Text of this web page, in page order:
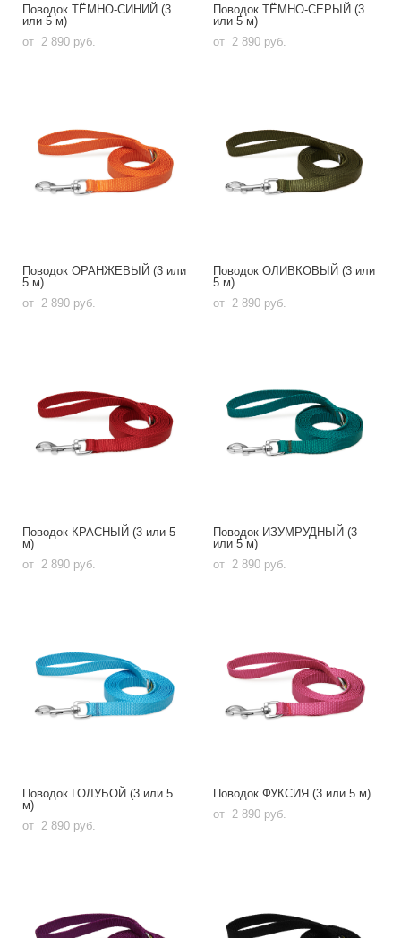
Поводок ТЁМНО-СИНИЙ (3
или 5 м)
от 2 890 pуб.
Поводок ТЁМНО-СЕРЫЙ (3
или 5 м)
от 2 890 pуб.
Поводок ОРАНЖЕВЫЙ (3 или
5 м)
от 2 890 pуб.
Поводок ОЛИВКОВЫЙ (3 или
5 м)
от 2 890 pуб.
Поводок КРАСНЫЙ (3 или 5
м)
от 2 890 pуб.
Поводок ИЗУМРУДНЫЙ (3
или 5 м)
от 2 890 pуб.
Поводок ГОЛУБОЙ (3 или 5
м)
от 2 890 pуб.
Поводок ФУКСИЯ (3 или 5 м)
от 2 890 pуб.